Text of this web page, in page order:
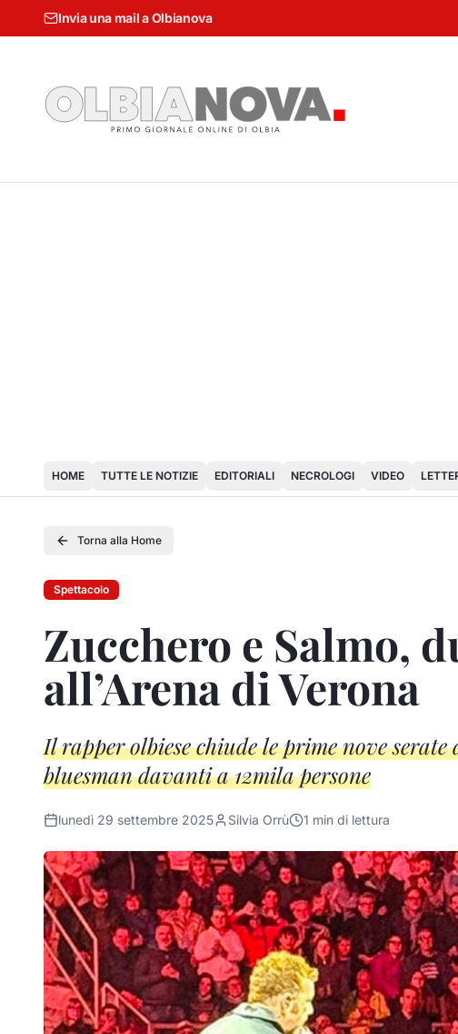
Invia una mail a Olbianova
HOME TUTTE LE NOTIZIE EDITORIALI NECROLOGI VIDEO
Torna alla Home
Spettacolo
Zucchero e Salmo,
all’Arena di Verona
Il rapper olbiese chiude le prime nove
bluesman davanti a 12mila persone
lunedì 29 settembre 2025 Silvia Orrù 1 min di lettura